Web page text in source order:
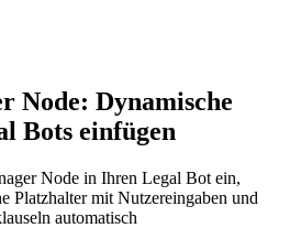
Node: Dynamische
Bots einfügen
Node in Ihren Legal Bot ein,
Platzhalter mit Nutzereingaben und
automatisch